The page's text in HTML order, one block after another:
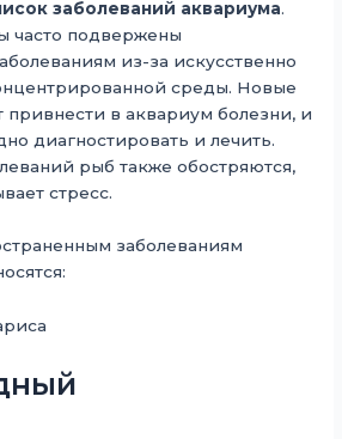
заболеваний аквариума.
часто подвержены
из-за искусственно
среды. Новые
привнести в аквариум болезни, и
диагностировать и лечить.
рыб также обостряются,
стресс.
заболеваниям